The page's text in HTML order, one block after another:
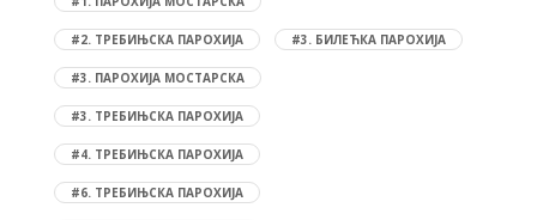
#2. ТРЕБИЊСКА ПАРОХИЈА #3. БИЛЕЋКА ПАРОХИЈА
#3. ПАРОХИЈА МОСТАРСКА
#3. ТРЕБИЊСКА ПАРОХИЈА
#4. ТРЕБИЊСКА ПАРОХИЈА
#6. ТРЕБИЊСКА ПАРОХИЈА